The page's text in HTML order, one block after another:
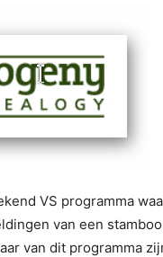
VS programma
van een
van dit programma